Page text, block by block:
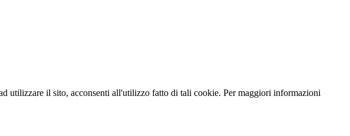
utilizzare il sito, acconsenti all'utilizzo fatto di tali cookie. Per maggiori informazioni